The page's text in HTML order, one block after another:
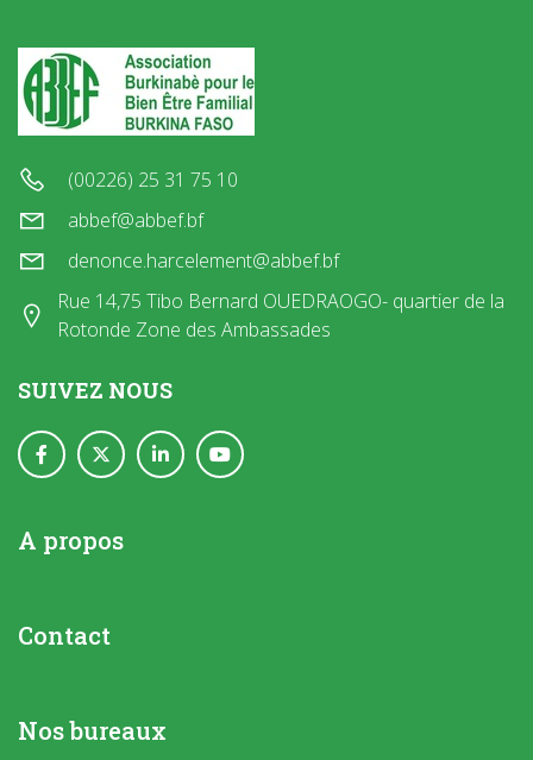
(00226) 25 31 75 10
abbef@abbef.bf
denonce.harcelement@abbef.bf
Rue 14,75 Tibo Bernard OUEDRAOGO- quartier de la
Rotonde Zone des Ambassades
SUIVEZ NOUS
A propos
Contact
Nos bureaux